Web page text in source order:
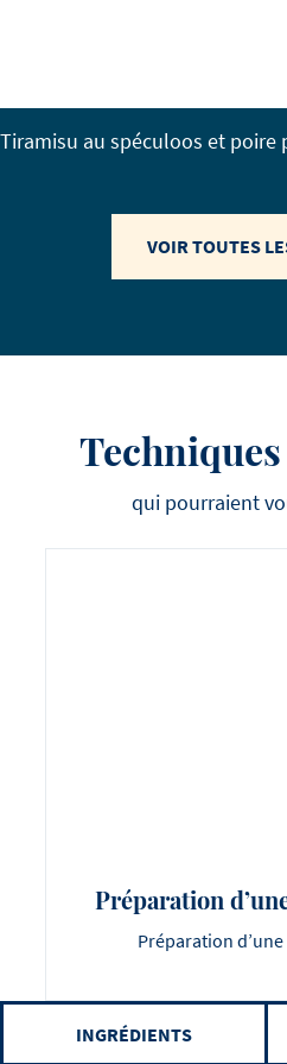
Tiramisu au spéculoos et poire
VOIR TOUTES
qui pourraient
Préparation
Préparation
INGRÉDIENTS